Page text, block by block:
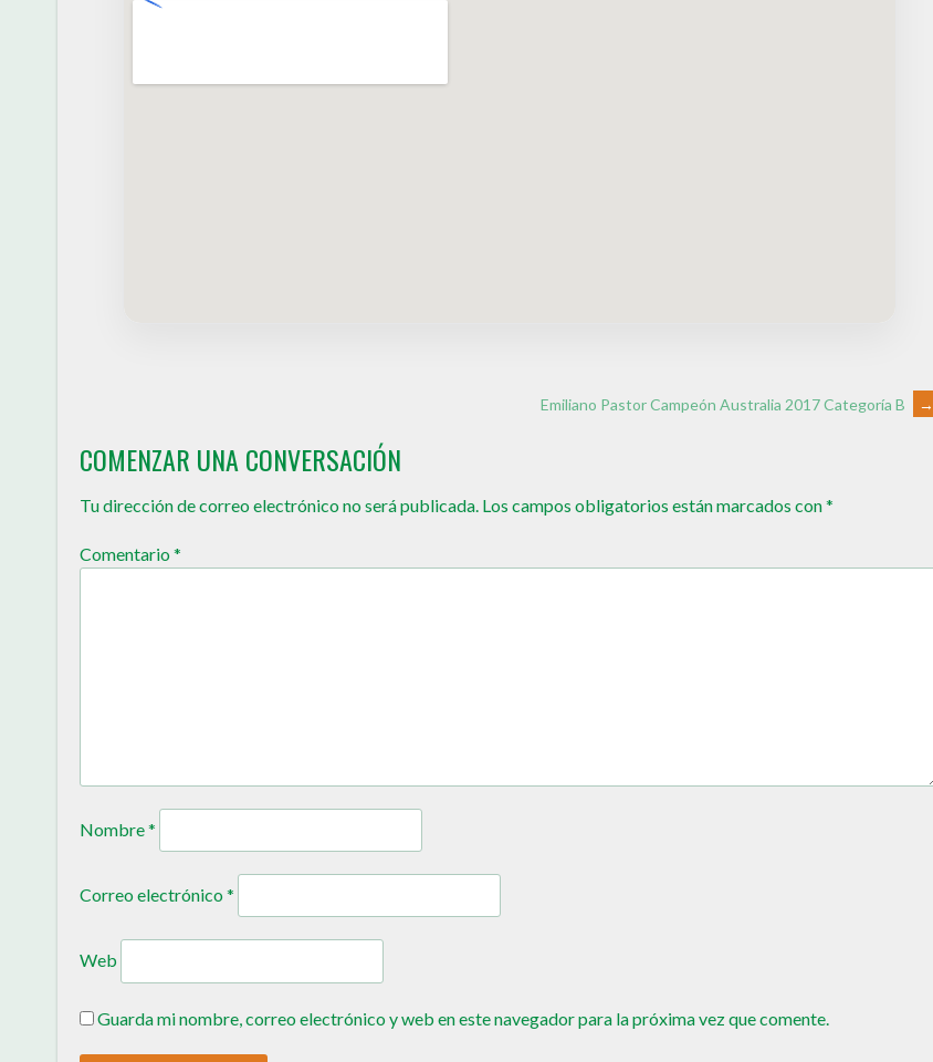
Emiliano Pastor Campeón Australia 2017 Categoría B →
COMENZAR UNA CONVERSACIÓN
Tu dirección de correo electrónico no será publicada. Los campos obligatorios están marcados con*
Comentario*
Nombre*
Correo electrónico*
Web
Guarda mi nombre, correo electrónico y web en este navegador para la próxima vez que comente.